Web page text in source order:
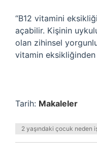
“B12 vitamini
açabilir. Kişinin
olan zihinsel
vitamin
Tarih: Makaleler
2 yaşındaki çocuk neden